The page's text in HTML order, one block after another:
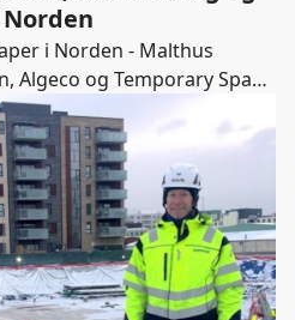
i Norden - Malthus
Algeco og Temporary Space
å kunngjøre at de slås
Algeco.